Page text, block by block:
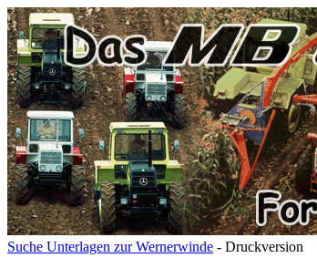
Suche Unterlagen zur Wernerwinde - Druckversion